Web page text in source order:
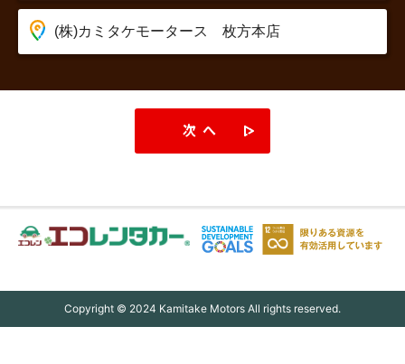
次へ
Copyright © 2024 Kamitake Motors All rights reserved.